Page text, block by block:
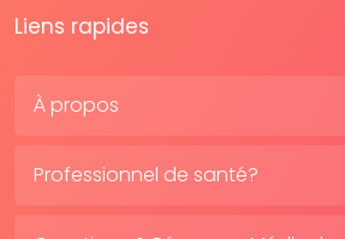
Liens rapides
À propos
Professionnel de santé?